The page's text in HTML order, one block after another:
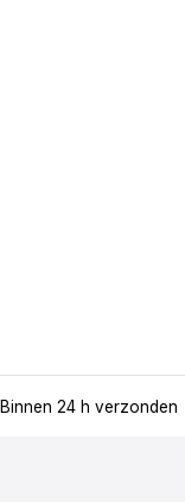
Binnen 24 h verzonden